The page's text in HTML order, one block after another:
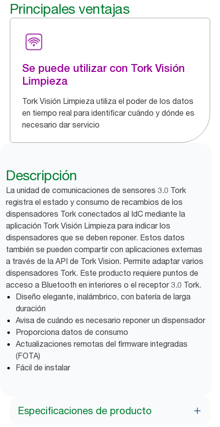
Principales ventajas
Se puede utilizar con Tork Visión
Limpieza
Tork Visión Limpieza utiliza el poder de los datos
en tiempo real para identificar cuándo y dónde es
necesario dar servicio
Descripción
La unidad de comunicaciones de sensores 3.0 Tork
registra el estado y consumo de recambios de los
dispensadores Tork conectados al IdC mediante la
aplicación Tork Visión Limpieza para indicar los
dispensadores que se deben reponer. Estos datos
también se pueden compartir con aplicaciones externas
a través de la API de Tork Vision. Permite adaptar varios
dispensadores Tork. Este producto requiere puntos de
acceso a Bluetooth en interiores o el receptor 3.0 Tork.
Diseño elegante, inalámbrico, con batería de larga
duración
Avisa de cuándo es necesario reponer un dispensador
Proporciona datos de consumo
Actualizaciones remotas del firmware integradas
(FOTA)
Fácil de instalar
Especificaciones de producto